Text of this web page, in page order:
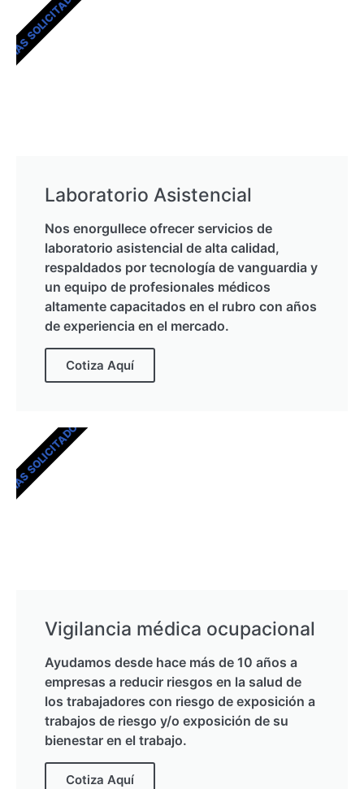
Laboratorio Asistencial
Nos enorgullece ofrecer servicios de
laboratorio asistencial de alta calidad,
respaldados por tecnología de vanguardia y
un equipo de profesionales médicos
altamente capacitados en el rubro con años
de experiencia en el mercado.
Cotiza Aquí
MÁS SOLICITADOS
Vigilancia médica ocupacional
Ayudamos desde hace más de 10 años a
empresas a reducir riesgos en la salud de
los trabajadores con riesgo de exposición a
trabajos de riesgo y/o exposición de su
bienestar en el trabajo.
Cotiza Aquí
MÁS SOLICITADOS